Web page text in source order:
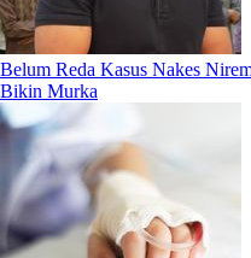
Belum Reda Kasus Nakes
Bikin Murka